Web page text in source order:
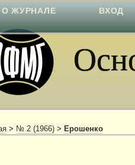
О ЖУРНАЛЕ ВХОД
> № 2 (1966) > Ерошенко